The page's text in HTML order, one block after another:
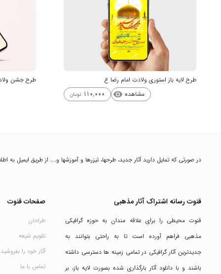
طرح لایه باز استوری ولادت امام رضا ع
مشاهده visibility
110,000 تومان
طرح جشن
در صورتی که تمایل دارید آثار جدید، طرحها، تیزرها و آموزشها و.... از طریق ایمیل به
قنوت رسانه اشتراک آثار مذهبی
قنوت محیطی را برای علاقه مندان به حوزه گرافیکی
مذهبی فراهم آورده است تا به راحتی بتوانند به
جدیدترین آثار گرافیکی در تمامی زمینه ها دسترسی داشته
باشند و با دانلود آثار بارگذاری شده بصورت لایه باز، بر
صفحات قنوت
طراحان
تقویم شیعه
آثار خود را بفروشید
تماس با ما